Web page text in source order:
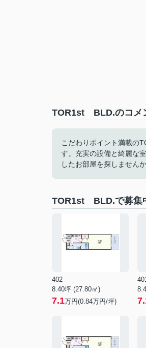
TOR1st BLD.のコメ
こだわりポイント満載の
す。充実の設備と綺麗な
したお部屋を探しません
TOR1st BLD.で募集
402
8.40坪 (27.80㎡)
7.1万円(0.84万円/坪)